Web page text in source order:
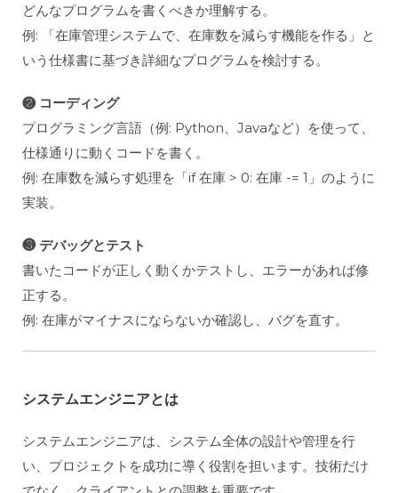
どんなプログラムを書くべきか理解する。
例: 「在庫管理システムで、在庫数を減らす機能を作る」と
いう仕様書に基づき詳細なプログラムを検討する。
❷ コーディング
プログラミング言語（例: Python、Javaなど）を使って、
仕様通りに動くコードを書く。
例: 在庫数を減らす処理を「if 在庫 > 0: 在庫 -= 1」のように
実装。
❸ デバッグとテスト
書いたコードが正しく動くかテストし、エラーがあれば修
正する。
例: 在庫がマイナスにならないか確認し、バグを直す。
システムエンジニアとは
システムエンジニアは、システム全体の設計や管理を行
い、プロジェクトを成功に導く役割を担います。技術だけ